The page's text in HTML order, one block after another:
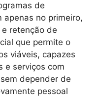
de
apenas no primeiro,
retenção de
que permite o
viáveis, capazes
e serviços com
depender de
pessoal